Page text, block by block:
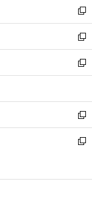
く
で
開
く
ィ
ン
ド
ウ
で
開
い
ウ
ィ
ン
ド
ウ
開
く
新
し
い
ウ
ィ
ン
ウ
で
開
く
新
し
い
ウ
ン
ド
ウ
で
新
し
ウ
ィ
ン
ド
開
新
し
い
ン
新
ウ